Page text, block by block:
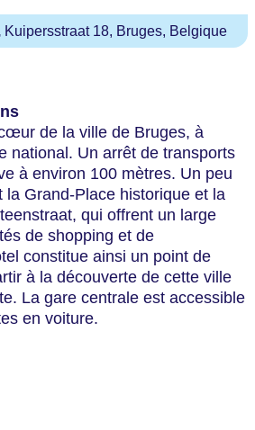
Kuipersstraat 18, Bruges, Belgique
de la ville de Bruges, à
national. Un arrêt de transports
à environ 100 mètres. Un peu
la Grand-Place historique et la
qui offrent un large
de shopping et de
constitue ainsi un point de
à la découverte de cette ville
La gare centrale est accessible
en voiture.